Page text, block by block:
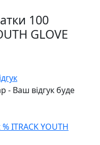
100
GLOVE
- Ваш відгук буде